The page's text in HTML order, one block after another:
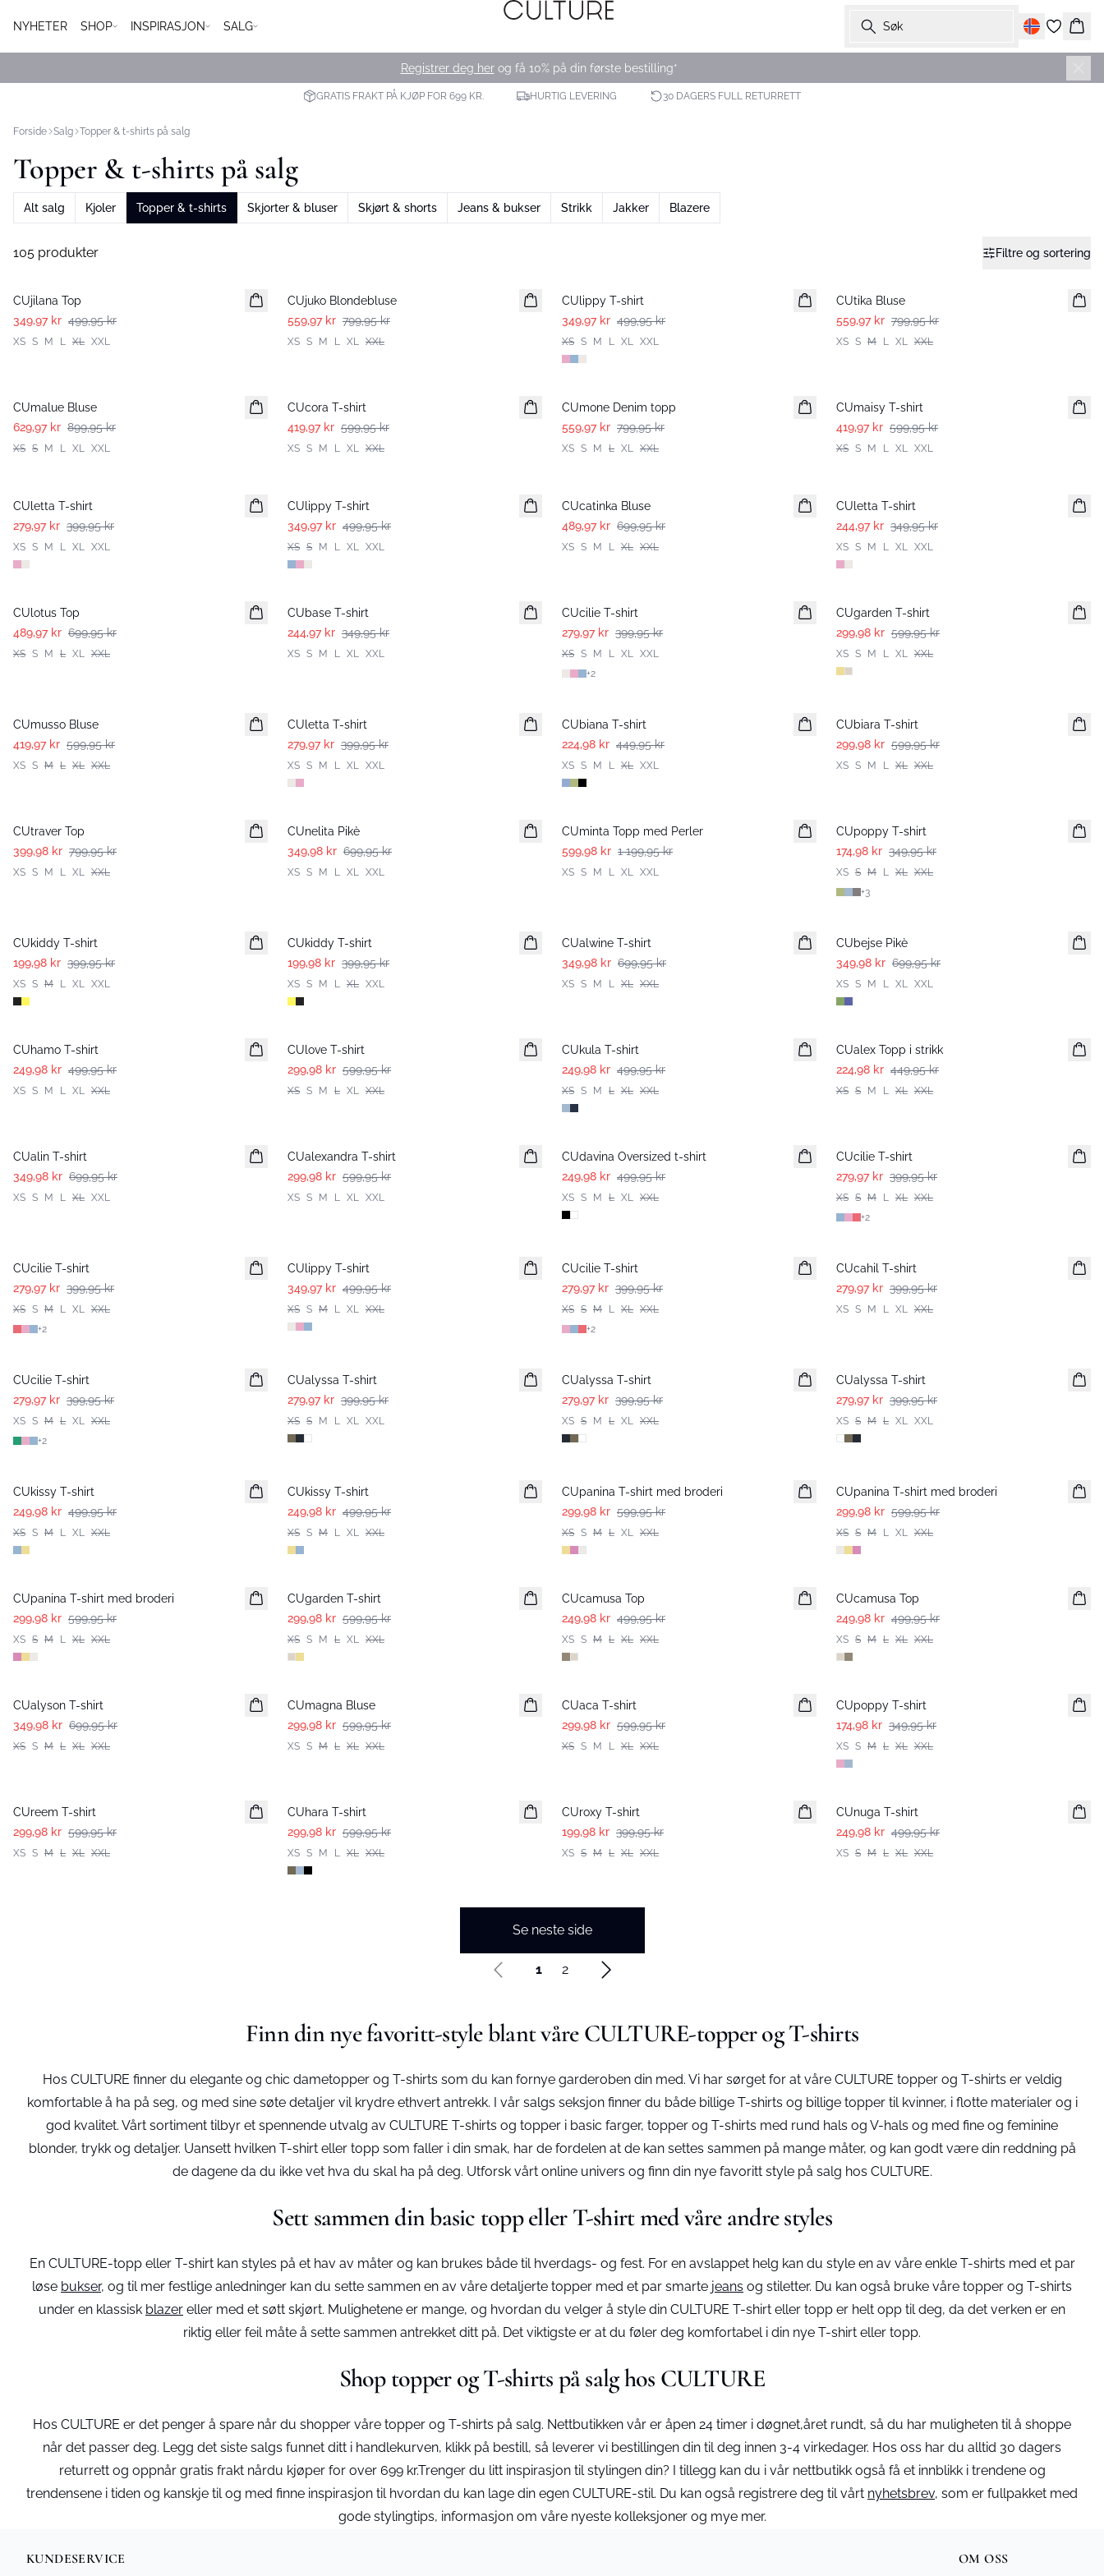
NYHETER SHOP INSPIRASJON SALG Søk
Registrer deg herog få 10% på din første bestilling*
GRATIS FRAKT PÅ KJØP FOR 699 KR. HURTIG LEVERING 30 DAGERS FULL RETURRETT
Forside Salg Topper & t-shirts på salg
Topper & t-shirts på salg
Alt salg Kjoler Topper & t-shirts Skjorter & bluser Skjørt & shorts Jeans & bukser Strikk Jakker Blazere
105 produkter Filtre og sortering
CUjilana Top
349,97 kr 499,95 kr
XS S M L XL XXL
CUjuko Blondebluse
559,97 kr 799,95 kr
XS S M L XL XXL
CUlippy T-shirt
349,97 kr 499,95 kr
XS S M L XL XXL
CUtika Bluse
559,97 kr 799,95 kr
XS S M L XL XXL
CUmalue Bluse
629,97 kr 899,95 kr
XS S M L XL XXL
CUcora T-shirt
419,97 kr 599,95 kr
XS S M L XL XXL
CUmone Denim topp
559,97 kr 799,95 kr
XS S M L XL XXL
CUmaisy T-shirt
419,97 kr 599,95 kr
XS S M L XL XXL
CUletta T-shirt
279,97 kr 399,95 kr
XS S M L XL XXL
CUlippy T-shirt
349,97 kr 499,95 kr
XS S M L XL XXL
CUcatinka Bluse
489,97 kr 699,95 kr
XS S M L XL XXL
CUletta T-shirt
244,97 kr 349,95 kr
XS S M L XL XXL
CUlotus Top
489,97 kr 699,95 kr
XS S M L XL XXL
CUbase T-shirt
244,97 kr 349,95 kr
XS S M L XL XXL
CUcilie T-shirt
279,97 kr 399,95 kr
XS S M L XL XXL
+2
CUgarden T-shirt
299,98 kr 599,95 kr
XS S M L XL XXL
CUmusso Bluse
419,97 kr 599,95 kr
XS S M L XL XXL
CUletta T-shirt
279,97 kr 399,95 kr
XS S M L XL XXL
CUbiana T-shirt
224,98 kr 449,95 kr
XS S M L XL XXL
CUbiara T-shirt
299,98 kr 599,95 kr
XS S M L XL XXL
CUtraver Top
399,98 kr 799,95 kr
XS S M L XL XXL
CUnelita Pikè
349,98 kr 699,95 kr
XS S M L XL XXL
CUminta Topp med Perler
599,98 kr 1 199,95 kr
XS S M L XL XXL
CUpoppy T-shirt
174,98 kr 349,95 kr
XS S M L XL XXL
+3
CUkiddy T-shirt
199,98 kr 399,95 kr
XS S M L XL XXL
CUkiddy T-shirt
199,98 kr 399,95 kr
XS S M L XL XXL
CUalwine T-shirt
349,98 kr 699,95 kr
XS S M L XL XXL
CUbejse Pikè
349,98 kr 699,95 kr
XS S M L XL XXL
CUhamo T-shirt
249,98 kr 499,95 kr
XS S M L XL XXL
CUlove T-shirt
299,98 kr 599,95 kr
XS S M L XL XXL
CUkula T-shirt
249,98 kr 499,95 kr
XS S M L XL XXL
CUalex Topp i strikk
224,98 kr 449,95 kr
XS S M L XL XXL
CUalin T-shirt
349,98 kr 699,95 kr
XS S M L XL XXL
CUalexandra T-shirt
299,98 kr 599,95 kr
XS S M L XL XXL
CUdavina Oversized t-shirt
249,98 kr 499,95 kr
XS S M L XL XXL
CUcilie T-shirt
279,97 kr 399,95 kr
XS S M L XL XXL
+2
CUcilie T-shirt
279,97 kr 399,95 kr
XS S M L XL XXL
+2
CUlippy T-shirt
349,97 kr 499,95 kr
XS S M L XL XXL
CUcilie T-shirt
279,97 kr 399,95 kr
XS S M L XL XXL
+2
CUcahil T-shirt
279,97 kr 399,95 kr
XS S M L XL XXL
CUcilie T-shirt
279,97 kr 399,95 kr
XS S M L XL XXL
+2
CUalyssa T-shirt
279,97 kr 399,95 kr
XS S M L XL XXL
CUalyssa T-shirt
279,97 kr 399,95 kr
XS S M L XL XXL
CUalyssa T-shirt
279,97 kr 399,95 kr
XS S M L XL XXL
CUkissy T-shirt
249,98 kr 499,95 kr
XS S M L XL XXL
CUkissy T-shirt
249,98 kr 499,95 kr
XS S M L XL XXL
CUpanina T-shirt med broderi
299,98 kr 599,95 kr
XS S M L XL XXL
CUpanina T-shirt med broderi
299,98 kr 599,95 kr
XS S M L XL XXL
CUpanina T-shirt med broderi
299,98 kr 599,95 kr
XS S M L XL XXL
CUgarden T-shirt
299,98 kr 599,95 kr
XS S M L XL XXL
CUcamusa Top
249,98 kr 499,95 kr
XS S M L XL XXL
CUcamusa Top
249,98 kr 499,95 kr
XS S M L XL XXL
CUalyson T-shirt
349,98 kr 699,95 kr
XS S M L XL XXL
CUmagna Bluse
299,98 kr 599,95 kr
XS S M L XL XXL
CUaca T-shirt
299,98 kr 599,95 kr
XS S M L XL XXL
CUpoppy T-shirt
174,98 kr 349,95 kr
XS S M L XL XXL
CUreem T-shirt
299,98 kr 599,95 kr
XS S M L XL XXL
CUhara T-shirt
299,98 kr 599,95 kr
XS S M L XL XXL
CUroxy T-shirt
199,98 kr 399,95 kr
XS S M L XL XXL
CUnuga T-shirt
249,98 kr 499,95 kr
XS S M L XL XXL
Se neste side
1 2
Finn din nye favoritt-style blant våre CULTURE-topper og T-shirts
Hos CULTURE finner du elegante og chic dametopper og T-shirts som du kan fornye garderoben din med. Vi har sørget for at våre CULTURE topper og T-shirts er veldig
komfortable å ha på seg, og med sine søte detaljer vil krydre ethvert antrekk. I vår salgs seksjon finner du både billige T-shirts og billige topper til kvinner, i flotte materialer og i
god kvalitet. Vårt sortiment tilbyr et spennende utvalg av CULTURE T-shirts og topper i basic farger, topper og T-shirts med rund hals og V-hals og med fine og feminine
blonder, trykk og detaljer. Uansett hvilken T-shirt eller topp som faller i din smak, har de fordelen at de kan settes sammen på mange måter, og kan godt være din reddning på
de dagene da du ikke vet hva du skal ha på deg. Utforsk vårt online univers og finn din nye favoritt style på salg hos CULTURE.
Sett sammen din basic topp eller T-shirt med våre andre styles
En CULTURE-topp eller T-shirt kan styles på et hav av måter og kan brukes både til hverdags- og fest. For en avslappet helg kan du style en av våre enkle T-shirts med et par
løse bukser, og til mer festlige anledninger kan du sette sammen en av våre detaljerte topper med et par smarte jeans og stiletter. Du kan også bruke våre topper og T-shirts
under en klassisk blazer eller med et søtt skjørt. Mulighetene er mange, og hvordan du velger å style din CULTURE T-shirt eller topp er helt opp til deg, da det verken er en
riktig eller feil måte å sette sammen antrekket ditt på. Det viktigste er at du føler deg komfortabel i din nye T-shirt eller topp.
Shop topper og T-shirts på salg hos CULTURE
Hos CULTURE er det penger å spare når du shopper våre topper og T-shirts på salg. Nettbutikken vår er åpen 24 timer i døgnet,året rundt, så du har muligheten til å shoppe
når det passer deg. Legg det siste salgs funnet ditt i handlekurven, klikk på bestill, så leverer vi bestillingen din til deg innen 3-4 virkedager. Hos oss har du alltid 30 dagers
returrett og oppnår gratis frakt nårdu kjøper for over 699 kr.Trenger du litt inspirasjon til stylingen din? I tillegg kan du i vår nettbutikk også få et innblikk i trendene og
trendensene i tiden og kanskje til og med finne inspirasjon til hvordan du kan lage din egen CULTURE-stil. Du kan også registrere deg til vårt nyhetsbrev, som er fullpakket med
gode stylingtips, informasjon om våre nyeste kolleksjoner og mye mer.
KUNDESERVICE OM OSS